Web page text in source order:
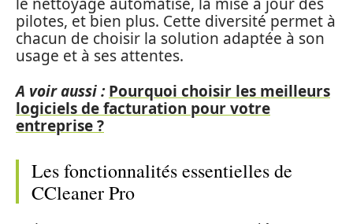
pilotes, et bien plus. Cette diversité permet à
chacun de choisir la solution adaptée à son
usage et à ses attentes.
A voir aussi : Pourquoi choisir les meilleurs
logiciels de facturation pour votre
entreprise ?
Les fonctionnalités essentielles de
CCleaner Pro